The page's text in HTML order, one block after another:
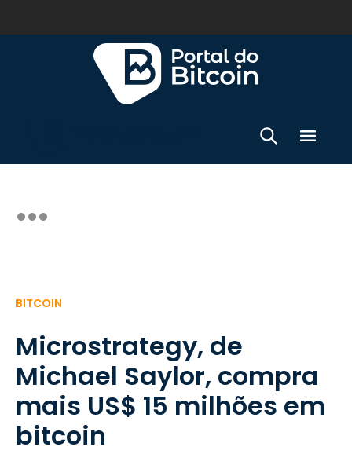
BITCOIN
Microstrategy, de
Michael Saylor, compra
mais US$ 15 milhões em
bitcoin